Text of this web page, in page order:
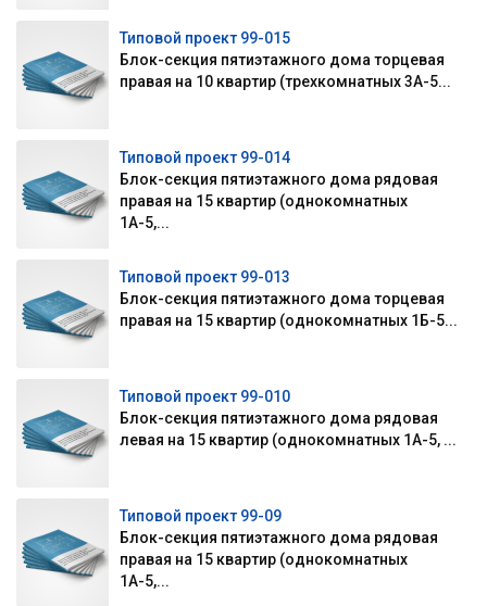
Типовой проект 99-015
Блок-секция пятиэтажного дома торцевая
правая на 10 квартир (трехкомнатных 3А-5...
Типовой проект 99-014
Блок-секция пятиэтажного дома рядовая
правая на 15 квартир (однокомнатных
1А-5,...
Типовой проект 99-013
Блок-секция пятиэтажного дома торцевая
правая на 15 квартир (однокомнатных 1Б-5...
Типовой проект 99-010
Блок-секция пятиэтажного дома рядовая
левая на 15 квартир (однокомнатных 1А-5, ...
Типовой проект 99-09
Блок-секция пятиэтажного дома рядовая
правая на 15 квартир (однокомнатных
1А-5,...